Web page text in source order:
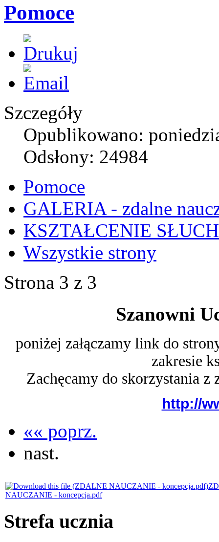
Pomoce
Szczegóły
Opublikowano:
Odsłony: 24984
Pomoce
GALERIA - zdalne
KSZTAŁCENIE
Wszystkie strony
Strona 3 z 3
Szanowni
poniżej załączamy link do
zakresie
Zachęcamy do skorzystania
http://
«« poprz.
nast.
NAUCZANIE - koncepcja.pdf
Strefa ucznia